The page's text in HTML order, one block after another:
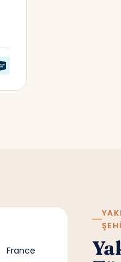
France